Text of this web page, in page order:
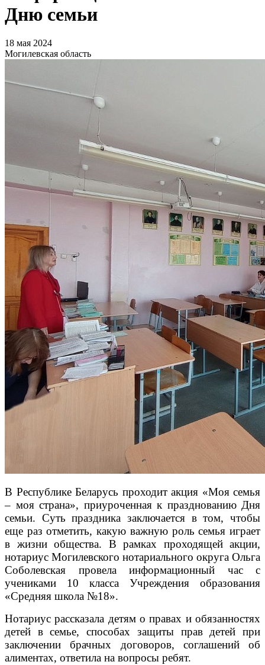
Дню семьи
18 мая 2024
Могилевская область
В Республике Беларусь проходит акция «Моя семья
– моя страна», приуроченная к празднованию Дня
семьи. Суть праздника заключается в том, чтобы
еще раз отметить, какую важную роль семья играет
в жизни общества. В рамках проходящей акции,
нотариус Могилевского нотариального округа Ольга
Соболевская провела информационный час с
учениками 10 класса Учреждения образования
«Средняя школа №18».
Нотариус рассказала детям о правах и обязанностях
детей в семье, способах защиты прав детей при
заключении брачных договоров, соглашений об
алиментах, ответила на вопросы ребят.